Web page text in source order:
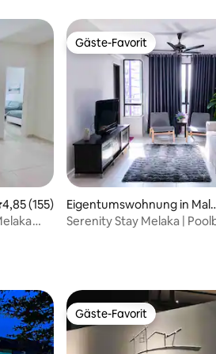
Bewertungen Bewertung: 4,85 von
4,85 (155)
Gäste-Favorit
Gäste-Favorit
Eigentumswohnung in Mala
kka
Serenity Stay Melaka |
Gäste-Favorit
Gäste-Favorit